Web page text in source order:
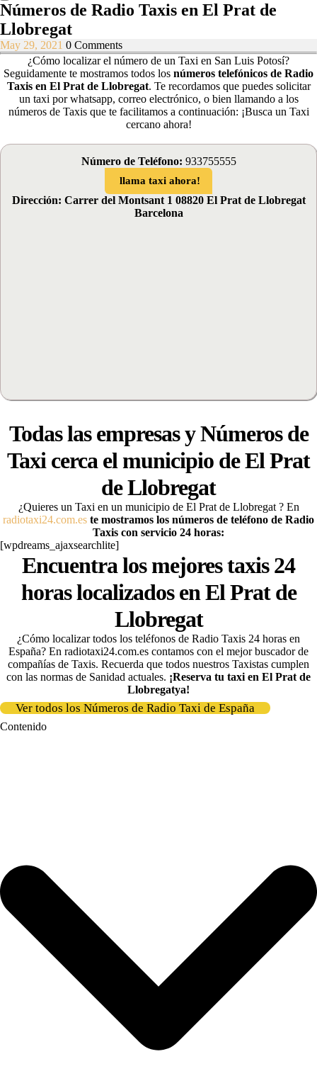
Números de Radio Taxis en El Prat de
Llobregat
May 29, 2021 May
29,
2021
0 Comments
¿Cómo localizar el número de un Taxi en San Luis Potosí?
Seguidamente te mostramos todos los números telefónicos de Radio
Taxis en El Prat de Llobregat. Te recordamos que puedes solicitar
un taxi por whatsapp, correo electrónico, o bien llamando a los
números de Taxis que te facilitamos a continuación: ¡Busca un Taxi
cercano ahora!
Número de Teléfono: 933755555
llama taxi ahora!
Dirección: Carrer del Montsant 1 08820 El Prat de Llobregat
Barcelona
Todas las empresas y Números de
Taxi cerca el municipio deEl Prat
de Llobregat
¿Quieres un Taxi en un municipio de El Prat de Llobregat ? En
radiotaxi24.com.es te mostramos los números de teléfono de Radio
Taxis con servicio 24 horas:
[wpdreams_ajaxsearchlite]
Encuentra los mejores taxis 24
horas localizados en El Prat de
Llobregat
¿Cómo localizar todos los teléfonos de Radio Taxis 24 horas en
España? En radiotaxi24.com.es contamos con el mejor buscador de
compañías de Taxis. Recuerda que todos nuestros Taxistas cumplen
con las normas de Sanidad actuales. ¡Reserva tu taxi en El Prat de
Llobregatya!
Ver todos los Números de Radio Taxi de España
Contenido